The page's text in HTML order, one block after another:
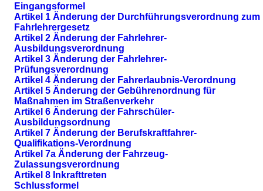
Eingangsformel
Artikel 1 Änderung der Durchführungsverordnung zum
Fahrlehrergesetz
Artikel 2 Änderung der Fahrlehrer-
Ausbildungsverordnung
Artikel 3 Änderung der Fahrlehrer-
Prüfungsverordnung
Artikel 4 Änderung der Fahrerlaubnis-Verordnung
Artikel 5 Änderung der Gebührenordnung für
Maßnahmen im Straßenverkehr
Artikel 6 Änderung der Fahrschüler-
Ausbildungsordnung
Artikel 7 Änderung der Berufskraftfahrer-
Qualifikations-Verordnung
Artikel 7a Änderung der Fahrzeug-
Zulassungsverordnung
Artikel 8 Inkrafttreten
Schlussformel